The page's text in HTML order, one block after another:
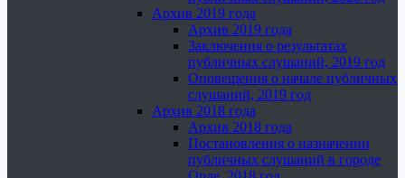
Архив 2019 года
Архив 2019 года
Заключения о результатах
публичных слушаний, 2019 год
Оповещения о начале публичных
слушаний, 2019 год
Архив 2018 года
Архив 2018 года
Постановления о назначении
публичных слушаний в городе